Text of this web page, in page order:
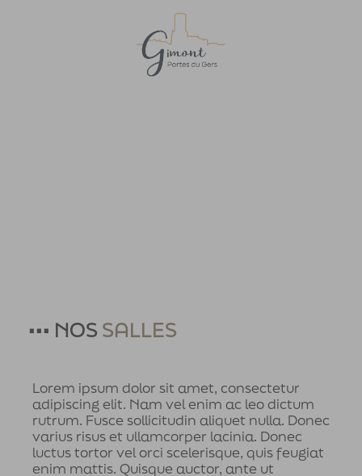
••• NOS SALLES
Lorem ipsum dolor sit amet, consectetur
adipiscing elit. Nam vel enim ac leo dictum
rutrum. Fusce sollicitudin aliquet nulla. Donec
varius risus et ullamcorper lacinia. Donec
luctus tortor vel orci scelerisque, quis feugiat
enim mattis. Quisque auctor, ante ut